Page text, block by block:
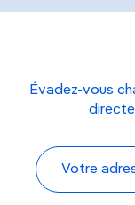
Évadez-vous